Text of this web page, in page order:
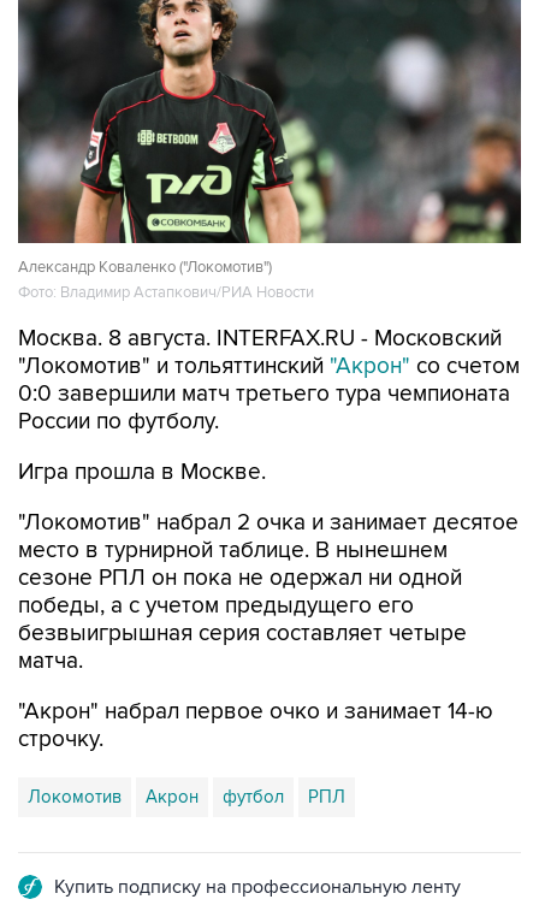
Александр Коваленко ("Локомотив")
Фото: Владимир Астапкович/РИА Новости
Москва. 8 августа. INTERFAX.RU - Московский
"Локомотив" и тольяттинский "Акрон" со счетом
0:0 завершили матч третьего тура чемпионата
России по футболу.
Игра прошла в Москве.
"Локомотив" набрал 2 очка и занимает десятое
место в турнирной таблице. В нынешнем
сезоне РПЛ он пока не одержал ни одной
победы, а с учетом предыдущего его
безвыигрышная серия составляет четыре
матча.
"Акрон" набрал первое очко и занимает 14-ю
строчку.
Локомотив Акрон футбол РПЛ
Купить подписку на профессиональную ленту